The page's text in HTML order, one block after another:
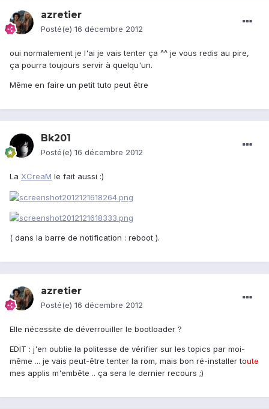
azretier
Posté(e) 16 décembre 2012
oui normalement je l'ai je vais tenter ça ^^ je vous redis au pire,
ça pourra toujours servir à quelqu'un.
Même en faire un petit tuto peut être
Bk201
Posté(e) 16 décembre 2012
La XCreaM le fait aussi :)
( dans la barre de notification : reboot ).
azretier
Posté(e) 16 décembre 2012
Elle nécessite de déverrouiller le bootloader ?
EDIT : j'en oublie la politesse de vérifier sur les topics par moi-
même ... je vais peut-être tenter la rom, mais bon ré-installer toute
mes applis m'embête .. ça sera le dernier recours ;)